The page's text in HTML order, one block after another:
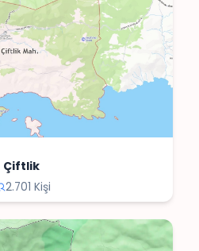
Çiftlik
2.701 Kişi